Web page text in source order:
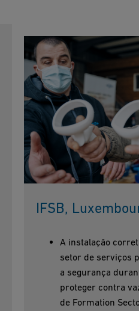
IFSB,
A instalação
setor de serviços
a segurança
proteger contra
de Formation